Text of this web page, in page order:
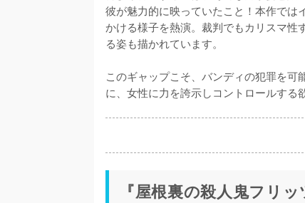
彼が魅力的に映っていたこと！本作では
かける様子を熱演。裁判でもカリスマ性
る姿も描かれています。
このギャップこそ、バンディの犯罪を
に、女性に力を誇示しコントロールする
『屋根裏の殺人鬼フリ